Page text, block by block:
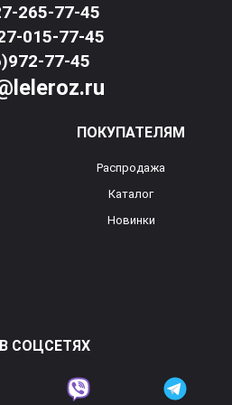
265-77-45
015-77-45
77-45
ПОКУПАТЕЛЯМ
Распродажа
Каталог
Новинки
СОЦСЕТЯХ